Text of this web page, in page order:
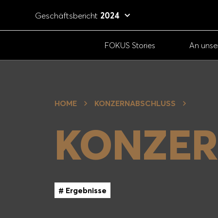
Geschäftsbericht 2024
GESCHÄFTS­
BERICHT
2024
THEMENFILTER
# Strategie # Ziele # Ergebnisse
FOKUS Stories An
HOME KONZERNABSCHLUSS
# Ergebnisse